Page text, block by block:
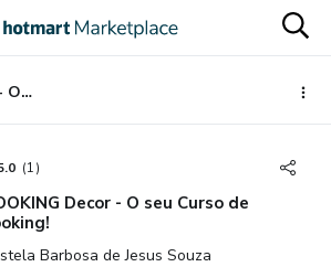
KNOOKING Decor - O seu Curso de Knooking!
(1)
Decor - O seu Curso de
Barbosa de Jesus Souza